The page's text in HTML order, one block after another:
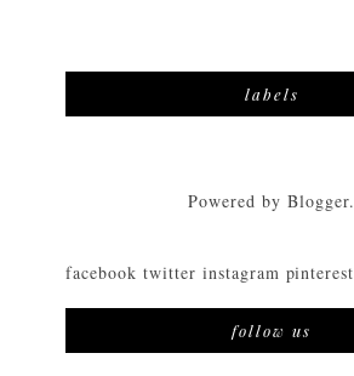
labels
Powered by Blogger.
facebook twitter instagram pinterest
follow us